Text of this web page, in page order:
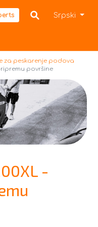
Srpski
za peskarenje podova
površine
-